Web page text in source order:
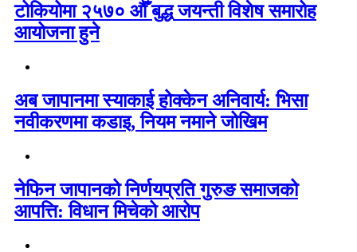
टोकियोमा २५७० औँ बुद्ध जयन्ती विशेष समारोह
आयोजना हुने
अब जापानमा स्याकाई होक्केन अनिवार्य: भिसा
नवीकरणमा कडाइ, नियम नमाने जोखिम
नेफिन जापानको निर्णयप्रति गुरुङ समाजको
आपत्ति: विधान मिचेको आरोप